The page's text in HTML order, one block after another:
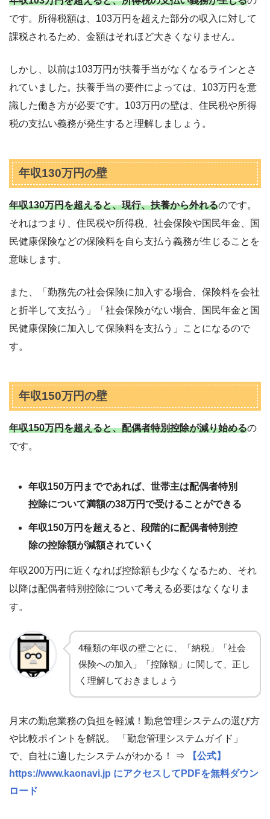
です。所得税額は、103万円を超えた部分の収入に対して
課税されるため、金額はそれほど大きくなりません。
しかし、以前は103万円が扶養手当がなくなるラインとさ
れていました。扶養手当の要件によっては、103万円を意
識した働き方が必要です。103万円の壁は、住民税や所得
税の支払い義務が発生すると理解しましょう。
年収130万円の壁
年収130万円を超えると、現行、扶養から外れるのです。
それはつまり、住民税や所得税、社会保険や国民年金、国
民健康保険などの保険料を自ら支払う義務が生じることを
意味します。
また、「勤務先の社会保険に加入する場合、保険料を会社
と折半して支払う」「社会保険がない場合、国民年金と国
民健康保険に加入して保険料を支払う」ことになるので
す。
年収150万円の壁
年収150万円を超えると、配偶者特別控除が減り始めるの
です。
年収150万円までであれば、世帯主は配偶者特別
控除について満額の38万円で受けることができる
年収150万円を超えると、段階的に配偶者特別控
除の控除額が減額されていく
年収200万円に近くなれば控除額も少なくなるため、それ
以降は配偶者特別控除について考える必要はなくなりま
す。
4種類の年収の壁ごとに、「納税」「社会
保険への加入」「控除額」に関して、正し
く理解しておきましょう
月末の勤怠業務の負担を軽減！勤怠管理システムの選び方
や比較ポイントを解説。 「勤怠管理システムガイド」
で、自社に適したシステムがわかる！ ⇒
【公式】
https://www.kaonavi.jp にアクセスしてPDFを無料ダウン
ロード